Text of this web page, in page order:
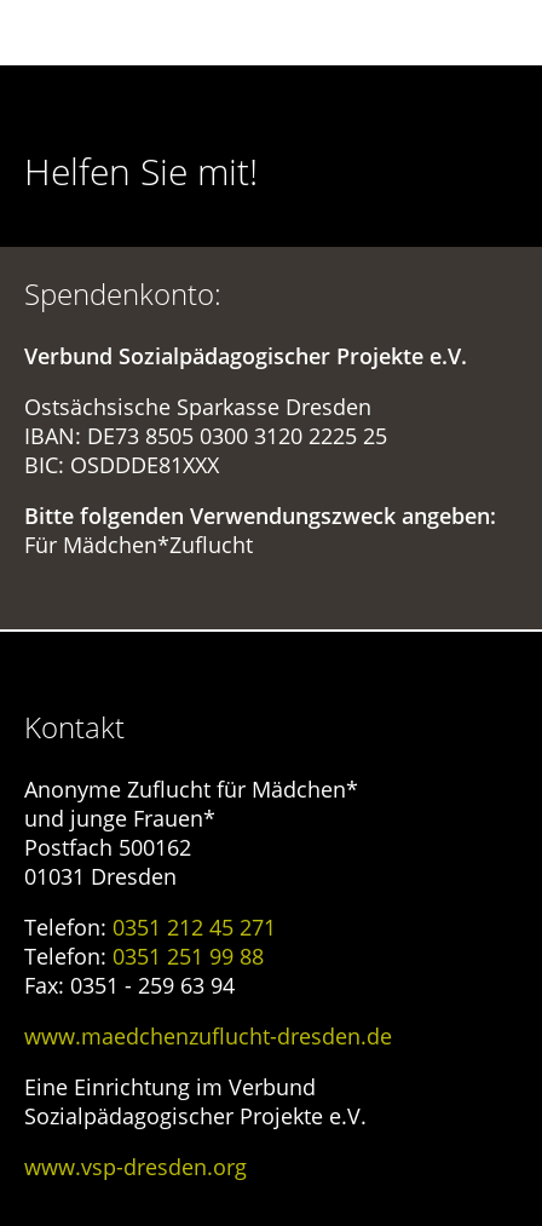
Helfen Sie mit!
Spendenkonto:
Verbund Sozialpädagogischer Projekte e.V.
Ostsächsische Sparkasse Dresden
IBAN: DE73 8505 0300 3120 2225 25
BIC: OSDDDE81XXX
Bitte folgenden Verwendungszweck angeben:
Für Mädchen*Zuflucht
Kontakt
Anonyme Zuflucht für Mädchen*
und junge Frauen*
Postfach 500162
01031 Dresden
Telefon: 0351 212 45 271
Telefon: 0351 251 99 88
Fax: 0351 - 259 63 94
www.maedchenzuflucht-dresden.de
Eine Einrichtung im Verbund
Sozialpädagogischer Projekte e.V.
www.vsp-dresden.org